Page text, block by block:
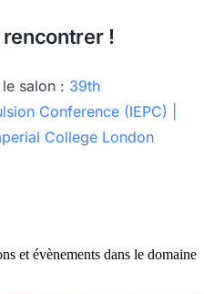
!
salon : 39th
Conference (IEPC) |
College London
et évènements dans le domaine